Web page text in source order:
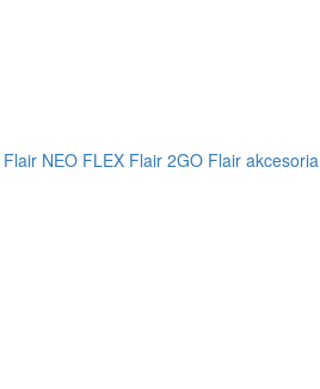
Flair NEO FLEX Flair 2GO Flair akcesoria